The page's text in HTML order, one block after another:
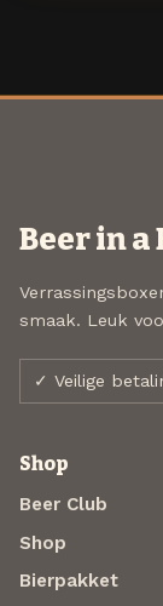
Beer in a
smaak. Leuk
✓ Veilige
Shop
Beer Club
Shop
Bierpakket